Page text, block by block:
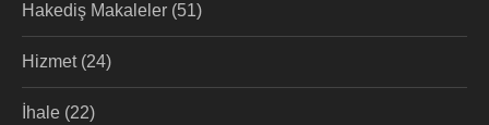
Hakediş Makaleler (51)
Hizmet(24)
İhale (22)